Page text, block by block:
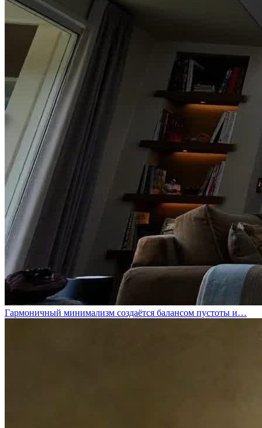
Гармоничный минимализм создаётся балансом пустоты и…